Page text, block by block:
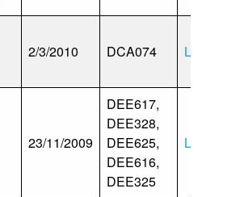
2/3/2010 DCA074 Lattes
23/11/2009
DEE617,
DEE328,
DEE625,
DEE616,
DEE325
Lattes